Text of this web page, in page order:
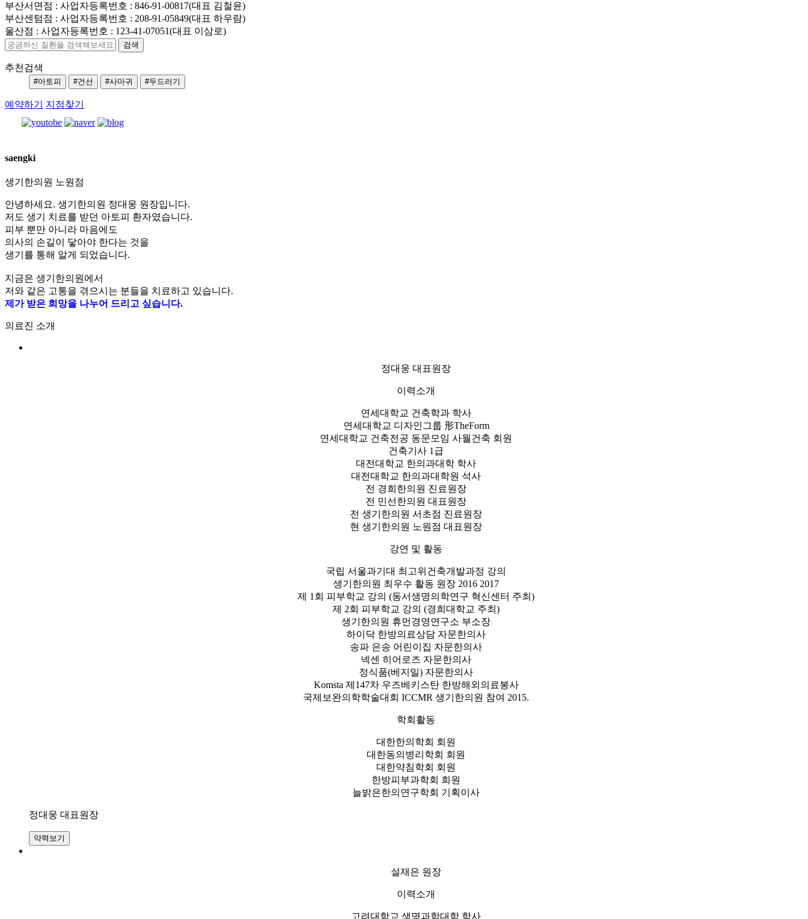
부산서면점 : 사업자등록번호 : 846-91-00817(대표 김철윤)
부산센텀점 : 사업자등록번호 : 208-91-05849(대표 하우람)
울산점 : 사업자등록번호 : 123-41-07051(대표 이삼로)
추천검색
#아토피 #건선 #사마귀 #두드러기
예약하기 지점찾기
[습
강
역
점
손
에
습
때
문
에
피
부
답
변
대
saengki
생기한의원 노원점
안녕하세요. 생기한의원 정대웅 원장입니다.
저도 생기 치료를 받던 아토피 환자였습니다.
피부 뿐만 아니라 마음에도
의사의 손길이 닿아야 한다는 것을
생기를 통해 알게 되었습니다.
지금은 생기한의원에서
저와 같은 고통을 겪으시는 분들을 치료하고 있습니다.
제가 받은 희망을 나누어 드리고 싶습니다.
의료진 소개
정대웅 대표원장
이력소개
연세대학교 건축학과 학사
연세대학교 디자인그룹 形TheForm
연세대학교 건축전공 동문모임 사월건축 회원
건축기사 1급
대전대학교 한의과대학 학사
대전대학교 한의과대학원 석사
전 경희한의원 진료원장
전 민선한의원 대표원장
전 생기한의원 서초점 진료원장
현 생기한의원 노원점 대표원장
강연 및 활동
국립 서울과기대 최고위건축개발과정 강의
생기한의원 최우수 활동 원장 2016 2017
제 1회 피부학교 강의 (동서생명의학연구 혁신센터 주최)
제 2회 피부학교 강의 (경희대학교 주최)
생기한의원 휴먼경영연구소 부소장
하이닥 한방의료상담 자문한의사
송파 은송 어린이집 자문한의사
넥센 히어로즈 자문한의사
정식품(베지밀) 자문한의사
Komsta 제147차 우즈베키스탄 한방해외의료봉사
국제보완의학학술대회 ICCMR 생기한의원 참여 2015.
학회활동
대한한의학회 회원
대한동의병리학회 회원
대한약침학회 회원
한방피부과학회 회원
늘밝은한의연구학회 기획이사
정대웅 대표원장
약력보기
설재은 원장
이력소개
고려대학교 생명과학대학 학사